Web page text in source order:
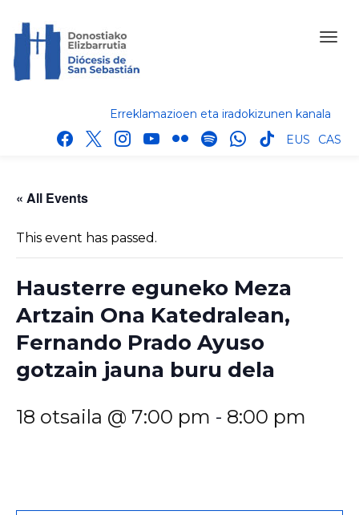
Erreklamazioen eta iradokizunen kanala
facebook
x instagram
youtube
flickr spotifywhatsapp
tik
EUS CAS
« All Events
This event has passed.
Hausterre eguneko Meza
Artzain Ona Katedralean,
Fernando Prado Ayuso
gotzain jauna buru dela
18 otsaila @ 7:00 pm - 8:00 pm